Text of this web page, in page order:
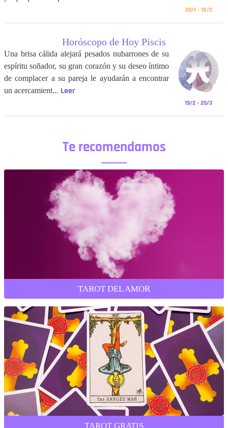
20/1 - 18/2
Horóscopo de Hoy Piscis
19/2 - 20/3
Una brisa cálida alejará pesados nubarrones de su
espíritu soñador, su gran corazón y su deseo íntimo
de complacer a su pareja le ayudarán a encontrar
un acercamient... Leer
Te recomendamos
TAROT DEL AMOR
TAROT GRATIS